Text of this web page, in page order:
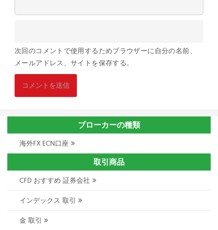
次回のコメントで使用するためブラウザーに自分の名前、
メールアドレス、サイトを保存する。
ブローカーの種類
海外FX ECN口座
取引商品
CFD おすすめ 証券会社
インデックス 取引
金 取引